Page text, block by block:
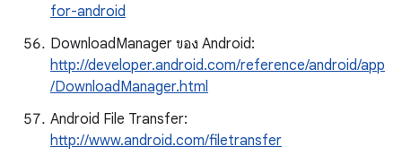
for-android
DownloadManager ของ Android:
http://developer.android.com/reference/android/app
/DownloadManager.html
Android File Transfer:
http://www.android.com/filetransfer